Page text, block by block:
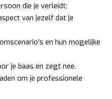
die je verleidt;
van jezelf dat je
en hun mogelijke
je baas en zegt nee.
om je professionele